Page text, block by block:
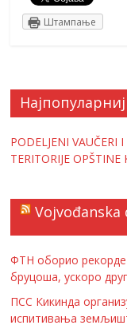
Штампање
PODELJENI VAUČERI
TERITORIJE OPŠTINE
Vojvođanska
ФТН оборио
бруцоша, ускоро
ПСС Кикинда
испитивања